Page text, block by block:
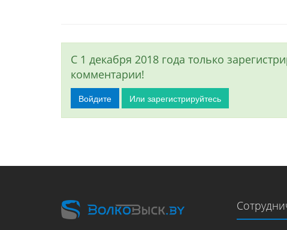
С 1 декабря 2018 года только
комментарии!
Войдите Или зарегистрируйтесь